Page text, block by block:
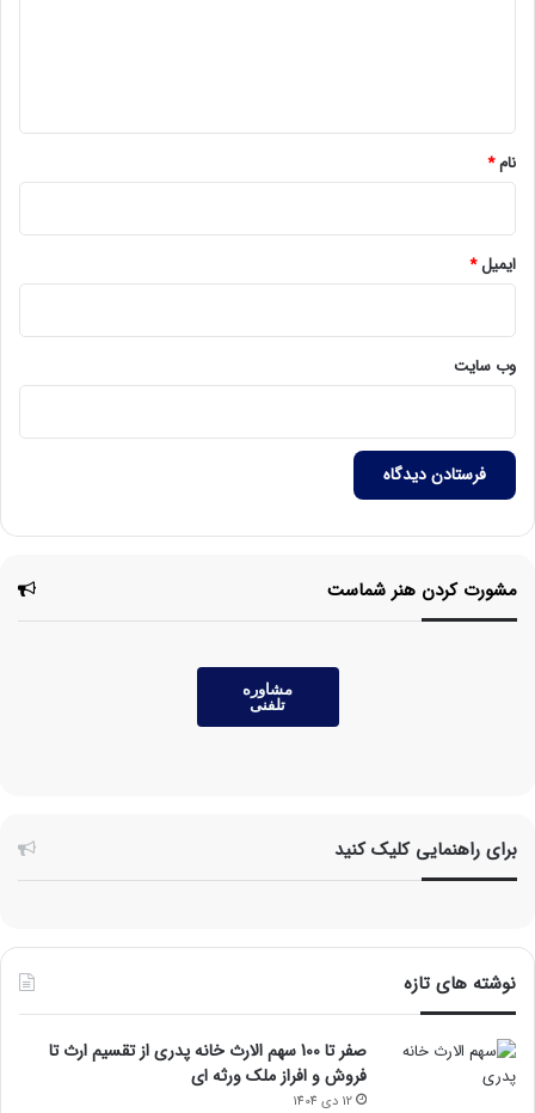
نام*
ایمیل*
وب‌ سایت
مشورت کردن هنر شماست
مشاوره
تلفنی
برای راهنمایی کلیک کنید
نوشته های تازه
صفر تا 100 سهم الارث خانه پدری از تقسیم ارث تا
فروش و افراز ملک ورثه ای
12 دی 1404